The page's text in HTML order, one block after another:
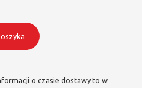
o czasie dostawy to w